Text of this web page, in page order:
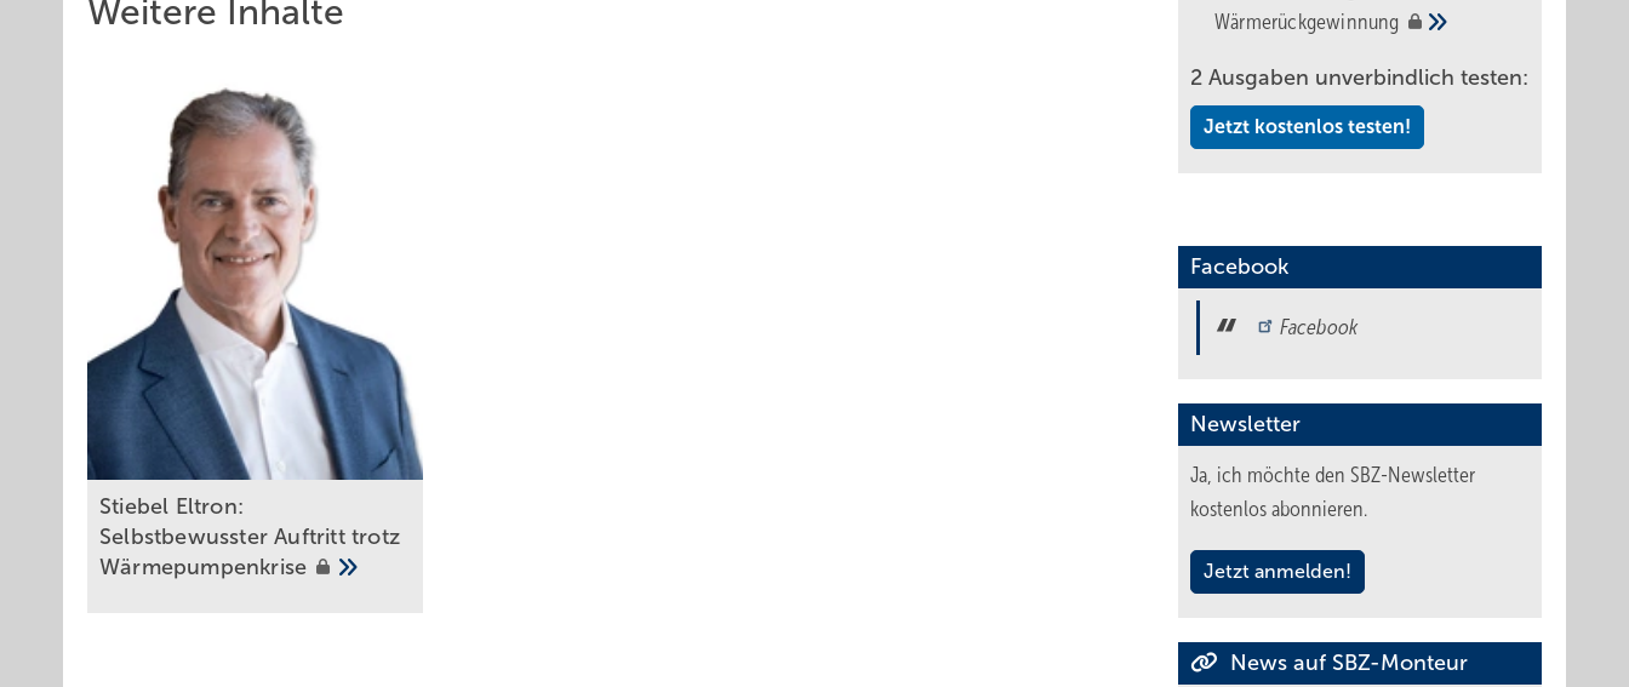
Weitere Inhalte
Stiebel Eltron:
Selbstbewusster Auftritt trotz
Wärmepumpenkrise
Wärmerückgewinnung
2 Ausgaben unverbindlich testen:
Jetzt kostenlos testen!
Facebook
Facebook
Newsletter
Ja, ich möchte den SBZ-Newsletter
kostenlos abonnieren.
Jetzt anmelden!
News auf SBZ-Monteur